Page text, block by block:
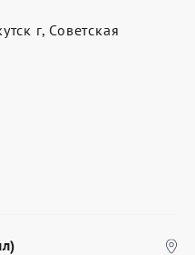
г, Советская